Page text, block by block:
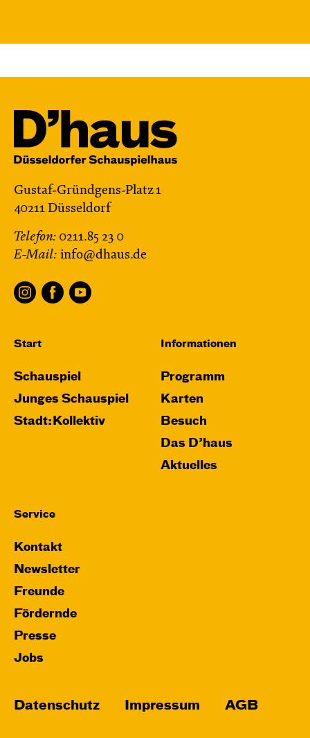
Gustaf-Gründgens-Platz 1
40211 Düsseldorf
Telefon: 0211.85 23 0
E-Mail: info@dhaus.de
Start
Schauspiel
Junges Schauspiel
Stadt:Kollektiv
Informationen
Programm
Karten
Besuch
Das D’haus
Aktuelles
Service
Kontakt
Newsletter
Freunde
Fördernde
Presse
Jobs
Datenschutz Impressum AGB